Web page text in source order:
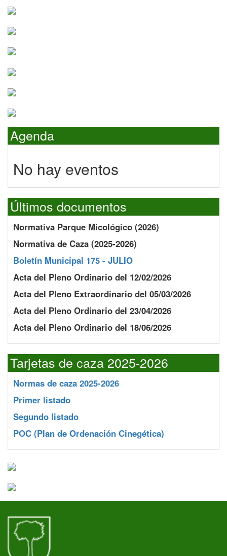
Agenda
No hay eventos
Últimos documentos
Normativa Parque Micológico (2026)
Normativa de Caza (2025-2026)
Boletín Municipal 175 - JULIO
Acta del Pleno Ordinario del 12/02/2026
Acta del Pleno Extraordinario del 05/03/2026
Acta del Pleno Ordinario del 23/04/2026
Acta del Pleno Ordinario del 18/06/2026
Tarjetas de caza 2025-2026
Normas de caza 2025-2026
Primer listado
Segundo listado
POC (Plan de Ordenación Cinegética)